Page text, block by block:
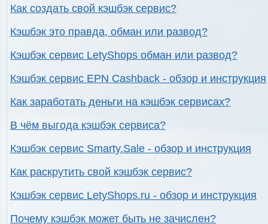
Как создать свой кэшбэк сервис?
Кэшбэк это правда, обман или развод?
Кэшбэк сервис LetyShops обман или развод?
Кэшбэк сервис EPN Cashback - обзор и инструкция
Как заработать деньги на кэшбэк сервисах?
В чём выгода кэшбэк сервиса?
Кэшбэк сервис Smarty.Sale - обзор и инструкция
Как раскрутить свой кэшбэк сервис?
Кэшбэк сервис LetyShops.ru - обзор и инструкция
Почему кэшбэк может быть не зачислен?